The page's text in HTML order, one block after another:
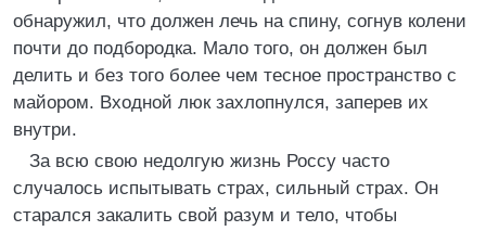
обнаружил, что должен лечь на спину, согнув колени
почти до подбородка. Мало того, он должен был
делить и без того более чем тесное пространство с
майором. Входной люк захлопнулся, заперев их
внутри.
За всю свою недолгую жизнь Россу часто
случалось испытывать страх, сильный страх. Он
старался закалить свой разум и тело, чтобы